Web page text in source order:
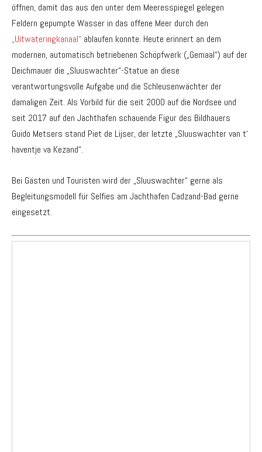
öffnen, damit das aus den unter dem Meeresspiegel gelegen
Feldern gepumpte Wasser in das offene Meer durch den
„Uitwateringkanaal“ ablaufen konnte. Heute erinnert an dem
modernen, automatisch betriebenen Schöpfwerk („Gemaal“) auf der
Deichmauer die „Sluuswachter“-Statue an diese
verantwortungsvolle Aufgabe und die Schleusenwächter der
damaligen Zeit. Als Vorbild für die seit 2000 auf die Nordsee und
seit 2017 auf den Jachthafen schauende Figur des Bildhauers
Guido Metsers stand Piet de Lijser, der letzte „Sluuswachter van t‘
haventje va Kezand“.
Bei Gästen und Touristen wird der „Sluuswachter“ gerne als
Begleitungsmodell für Selfies am Jachthafen Cadzand-Bad gerne
eingesetzt.